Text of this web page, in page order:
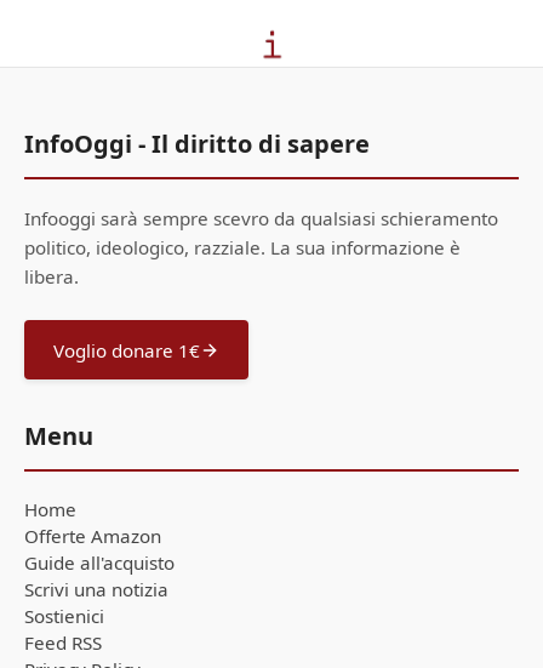
InfoOggi - Il diritto di sapere
Infooggi sarà sempre scevro da qualsiasi schieramento
politico, ideologico, razziale. La sua informazione è
libera.
Voglio donare 1€
Menu
Home
Offerte Amazon
Guide all'acquisto
Scrivi una notizia
Sostienici
Feed RSS